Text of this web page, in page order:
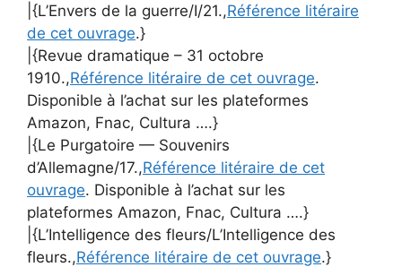
|{L’Envers de la guerre/I/21.,Référence litéraire
de cet ouvrage.}
|{Revue dramatique – 31 octobre
1910.,Référence litéraire de cet ouvrage.
Disponible à l’achat sur les plateformes
Amazon, Fnac, Cultura ….}
|{Le Purgatoire — Souvenirs
d’Allemagne/17.,Référence litéraire de cet
ouvrage. Disponible à l’achat sur les
plateformes Amazon, Fnac, Cultura ….}
|{L’Intelligence des fleurs/L’Intelligence des
fleurs.,Référence litéraire de cet ouvrage.}